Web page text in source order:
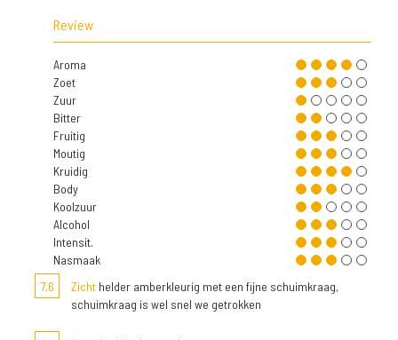
Review
Aroma
Zoet
Zuur
Bitter
Fruitig
Moutig
Kruidig
Body
Koolzuur
Alcohol
Intensit.
Nasmaak
7,6
Zicht helder amberkleurig met een fijne schuimkraag,
schuimkraag is wel snel we getrokken